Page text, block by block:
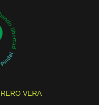
VERA